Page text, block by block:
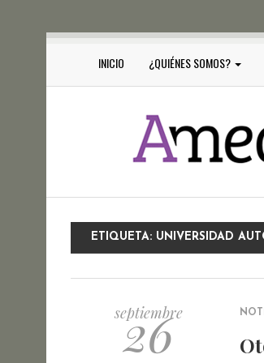
INICIO ¿QUIÉNES SOMOS?
ETIQUETA: UNIVERSIDAD
septiembre
26